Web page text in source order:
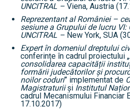
UNCITRAL – Viena, Austria
Reprezentant al României –
sesiune a Grupului de lucru
UNCITRAL – New York, SUA
Expert în domeniul dreptului
conferințe în cadrul proiectului „
consolidarea capacității
formării judecătorilor și
noilor coduri” implementat de
Magistraturiiși Institutul
cadrul Mecanismului Financiar
17.10.2017)